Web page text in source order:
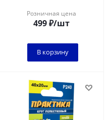
Розничная цена
499₽/шт
В корзину